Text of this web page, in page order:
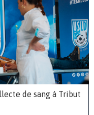
de sang à Tribut